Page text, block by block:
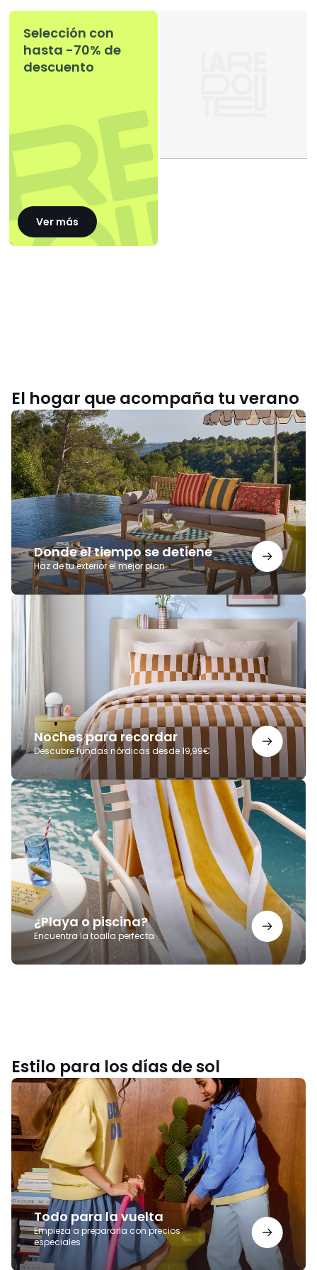
Selección con
hasta -70% de
descuento
Ver más
El hogar que acompaña tu verano
Donde el tiempo se detiene
Haz de tu exterior el mejor plan
Donde
el
tiempo
se
detiene
Noches para recordar
Descubre fundas nórdicas desde 19,99€
Noches
para
recordar
¿Playa o piscina?
Encuentra la toalla perfecta
¿Playa
o
piscina?
Estilo para los días de sol
Todo para la vuelta
Empieza a prepararla con precios
especiales
Todo
para
la
vuelta